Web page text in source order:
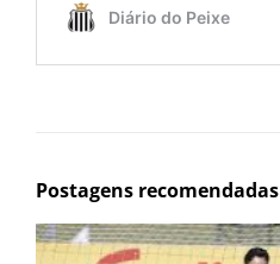
Postagens recomendadas